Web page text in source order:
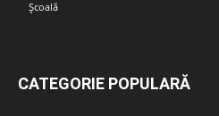
Școală
CATEGORIE POPULARĂ